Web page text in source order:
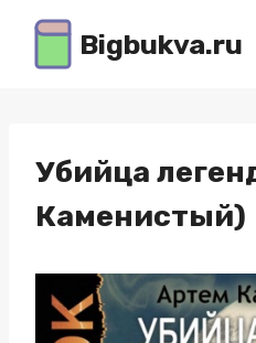
Перейти
содержимому
Bigbukva.ru
Убийца
Каменистый)